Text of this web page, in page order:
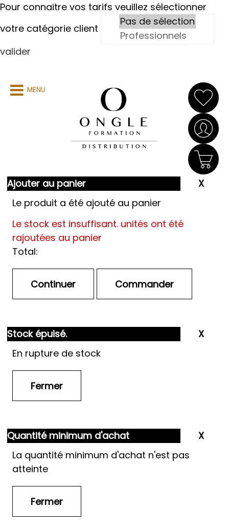
Pour connaitre vos tarifs veuillez sélectionner
votre catégorie client
valider
MENU
Ajouter au panier
Le produit a été ajouté au panier
Le stock est insuffisant. unités ont été
rajoutées au panier
Total:
Stock épuisé.
En rupture de stock
Quantité minimum d'achat
La quantité minimum d'achat n'est pas
atteinte